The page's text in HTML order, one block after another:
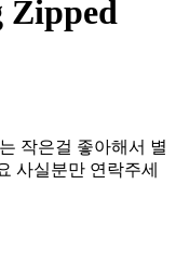
Zipped
작은걸 좋아해서 별
사실분만 연락주세